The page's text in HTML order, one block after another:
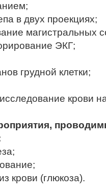
в двух проекциях;
магистральных
ЭКГ;
грудной клетки;
крови
крови (глюкоза).